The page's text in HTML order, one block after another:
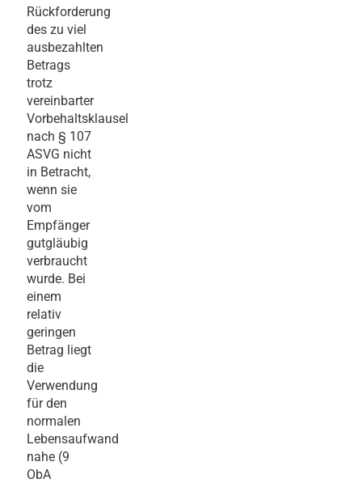
Rückforderung
des zu viel
ausbezahlten
Betrags
trotz
vereinbarter
Vorbehaltsklausel
nach § 107
ASVG nicht
in Betracht,
wenn sie
vom
Empfänger
gutgläubig
verbraucht
wurde. Bei
einem
relativ
geringen
Betrag liegt
die
Verwendung
für den
normalen
Lebensaufwand
nahe (9
ObA